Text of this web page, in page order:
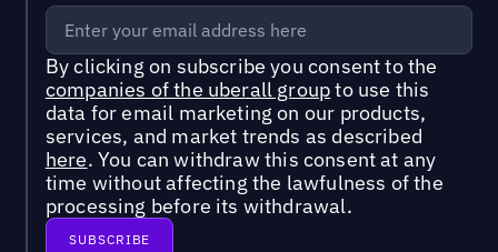
By clicking on subscribe you consent to the
companies of the uberall groupto use this
data for email marketing on our products,
services, and market trends as described
here. You can withdraw this consent at any
time without affecting the lawfulness of the
processing before its withdrawal.